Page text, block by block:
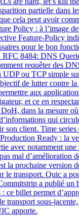
partielle dans
cela peut avoir
Policy : à l’image
Feature-Policy
pour le bon
RFC 8484: DNS
requêter des
UDP ou TCP simple
de lutter contre la
aux
et ce en
dans la mesure
qui
son client. Time series
Ready : la
avec notamment
mal d’amélioration
la prochaine version
le transport. Quic a
a publié un
ce billet permet
transport sous-
apporte.